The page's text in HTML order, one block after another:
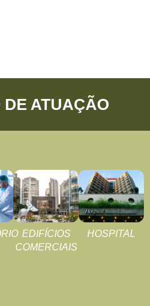
ATUAÇÃO
EDIFÍCIOS
COMERCIAIS
HOSPITAL